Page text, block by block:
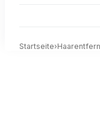
Startseite›